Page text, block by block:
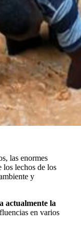
las enormes
los lechos de los
y
actualmente la
en varios